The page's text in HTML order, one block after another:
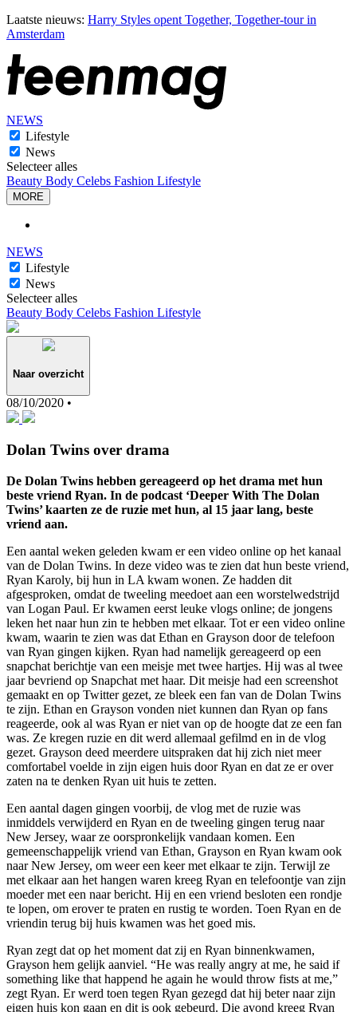
Laatste nieuws: Harry Styles opent Together, Together-tour in
Amsterdam
NEWS
Lifestyle
News
Selecteer alles
Beauty Body Celebs Fashion Lifestyle
MORE
NEWS
Lifestyle
News
Selecteer alles
Beauty Body Celebs Fashion Lifestyle
Naar overzicht
08/10/2020 •
Dolan Twins over drama
De Dolan Twins hebben gereageerd op het drama met hun
beste vriend Ryan. In de podcast ‘Deeper With The Dolan
Twins’ kaarten ze de ruzie met hun, al 15 jaar lang, beste
vriend aan.
Een aantal weken geleden kwam er een video online op het kanaal
van de Dolan Twins. In deze video was te zien dat hun beste vriend,
Ryan Karoly, bij hun in LA kwam wonen. Ze hadden dit
afgesproken, omdat de tweeling meedoet aan een worstelwedstrijd
van Logan Paul. Er kwamen eerst leuke vlogs online; de jongens
leken het naar hun zin te hebben met elkaar. Tot er een video online
kwam, waarin te zien was dat Ethan en Grayson door de telefoon
van Ryan gingen kijken. Ryan had namelijk gereageerd op een
snapchat berichtje van een meisje met twee hartjes. Hij was al twee
jaar bevriend op Snapchat met haar. Dit meisje had een screenshot
gemaakt en op Twitter gezet, ze bleek een fan van de Dolan Twins
te zijn. Ethan en Grayson vonden niet kunnen dan Ryan op fans
reageerde, ook al was Ryan er niet van op de hoogte dat ze een fan
was. Ze kregen ruzie en dit werd allemaal gefilmd en in de vlog
gezet. Grayson deed meerdere uitspraken dat hij zich niet meer
comfortabel voelde in zijn eigen huis door Ryan en dat ze er over
zaten na te denken Ryan uit huis te zetten.
Een aantal dagen gingen voorbij, de vlog met de ruzie was
inmiddels verwijderd en Ryan en de tweeling gingen terug naar
New Jersey, waar ze oorspronkelijk vandaan komen. Een
gemeenschappelijk vriend van Ethan, Grayson en Ryan kwam ook
naar New Jersey, om weer een keer met elkaar te zijn. Terwijl ze
met elkaar aan het hangen waren kreeg Ryan en telefoontje van zijn
moeder met een naar bericht. Hij en een vriend besloten een rondje
te lopen, om erover te praten en rustig te worden. Toen Ryan en de
vriendin terug bij huis kwamen was het goed mis.
Ryan zegt dat op het moment dat zij en Ryan binnenkwamen,
Grayson hem gelijk aanviel. “He was really angry at me, he said if
something like that happend he again he would throw fists at me,”
zegt Ryan. Er werd toen tegen Ryan gezegd dat hij beter naar zijn
eigen huis kon gaan en dit is ook gebeurd. Die avond kreeg Ryan